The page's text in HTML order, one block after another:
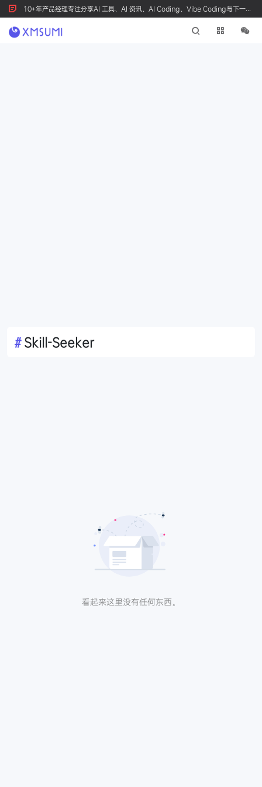
10+年产品经理专注分享AI 工具、AI 资讯、AI Coding、Vibe Coding与下一代
产品创新，按 Ctrl+D 收藏我们
#Skill-Seeker
看起来这里没有任何东西。